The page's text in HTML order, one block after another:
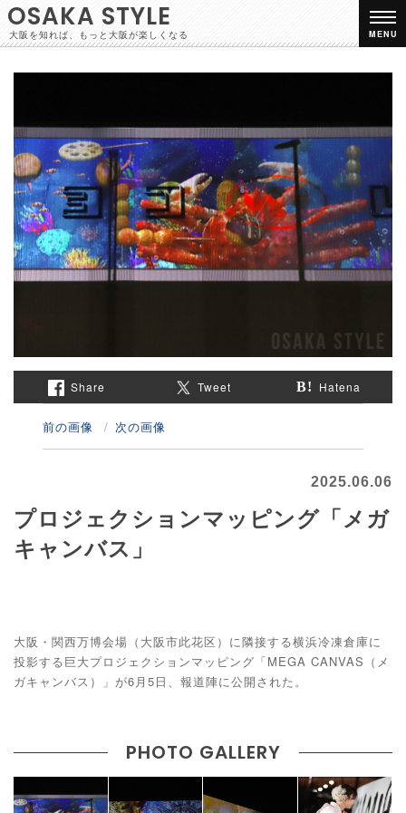
OSAKA STYLE
大阪を知れば、もっと大阪が楽しくなる MENU
Share Tweet Hatena
前の画像 次の画像
2025.06.06
プロジェクションマッピング「メガ
キャンバス」
大阪・関西万博会場（大阪市此花区）に隣接する横浜冷凍倉庫に
投影する巨大プロジェクションマッピング「MEGA CANVAS（メ
ガキャンバス）」が6月5日、報道陣に公開された。
PHOTO GALLERY